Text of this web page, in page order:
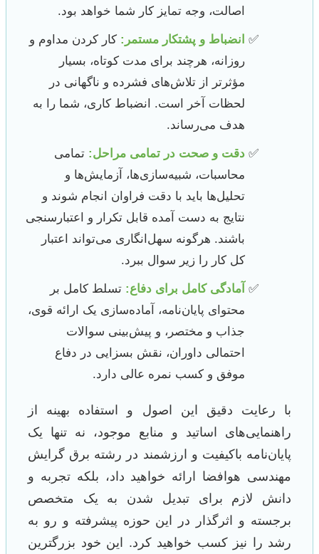
اصالت، وجه تمایز کار شما خواهد بود.
انضباط و پشتکار مستمر: کار کردن مداوم و
روزانه، هرچند برای مدت کوتاه، بسیار
مؤثرتر از تلاش‌های فشرده و ناگهانی در
لحظات آخر است. انضباط کاری، شما را به
هدف می‌رساند.
دقت و صحت در تمامی مراحل: تمامی
محاسبات، شبیه‌سازی‌ها، آزمایش‌ها و
تحلیل‌ها باید با دقت فراوان انجام شوند و
نتایج به دست آمده قابل تکرار و اعتبارسنجی
باشند. هرگونه سهل‌انگاری می‌تواند اعتبار
کل کار را زیر سوال ببرد.
آمادگی کامل برای دفاع: تسلط کامل بر
محتوای پایان‌نامه، آماده‌سازی یک ارائه قوی،
جذاب و مختصر، و پیش‌بینی سوالات
احتمالی داوران، نقش بسزایی در دفاع
موفق و کسب نمره عالی دارد.
با رعایت دقیق این اصول و استفاده بهینه از
راهنمایی‌های اساتید و منابع موجود، نه تنها یک
پایان‌نامه باکیفیت و ارزشمند در رشته برق گرایش
مهندسی هوافضا ارائه خواهید داد، بلکه تجربه و
دانش لازم برای تبدیل شدن به یک متخصص
برجسته و اثرگذار در این حوزه پیشرفته و رو به
رشد را نیز کسب خواهید کرد. این خود بزرگترین